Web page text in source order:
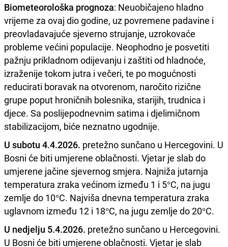
Biometeorološka prognoza: Neuobičajeno hladno
vrijeme za ovaj dio godine, uz povremene padavine i
preovladavajuće sjeverno strujanje, uzrokovaće
probleme većini populacije. Neophodno je posvetiti
pažnju prikladnom odijevanju i zaštiti od hladnoće,
izraženije tokom jutra i večeri, te po mogućnosti
reducirati boravak na otvorenom, naročito rizične
grupe poput hroničnih bolesnika, starijih, trudnica i
djece. Sa poslijepodnevnim satima i djelimičnom
stabilizacijom, biće neznatno ugodnije.
U subotu 4.4.2026. pretežno sunčano u Hercegovini. U
Bosni će biti umjerene oblačnosti. Vjetar je slab do
umjerene jačine sjevernog smjera. Najniža jutarnja
temperatura zraka većinom između 1 i 5°C, na jugu
zemlje do 10°C. Najviša dnevna temperatura zraka
uglavnom između 12 i 18°C, na jugu zemlje do 20°C.
U nedjelju 5.4.2026. pretežno sunčano u Hercegovini.
U Bosni će biti umjerene oblačnosti. Vjetar je slab